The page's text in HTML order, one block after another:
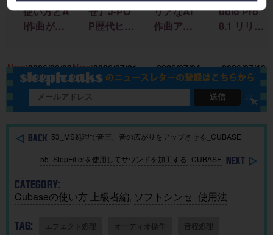
使い方とA
I作曲がわ
に生成AI
を取り入
れる基本
ガイド
New!2026/08/02
せ】J-PO
P歴代ヒッ
析”する公
開収録イ
ベント開
催
New!2026/07/31
リアなAI
作曲アプ
Grid」｜M
ac・iOSで
単に作
成！
2026/07/24
udio Pro
8.1 リリー
点まとめ
2026/07/19
送信
53_MS処理で音圧、音の広がりをアップさせる_CUBASE
55_StepFilterを使用してサウンドを加工する_CUBASE
CATEGORY:
Cubaseの使い方 上級者編, ソフトシンセ_使用法
TAG: エフェクト処理 オーディオ操作 音程処理